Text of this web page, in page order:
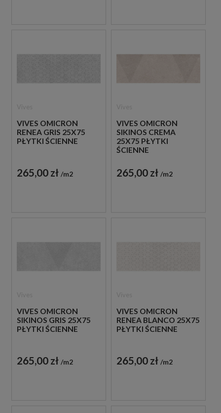
VIVES OMICRON
RENEA GRIS 25X75
PŁYTKI ŚCIENNE
265,00 zł m2
VIVES OMICRON
SIKINOS CREMA
25X75 PŁYTKI
ŚCIENNE
265,00 zł m2
VIVES OMICRON
SIKINOS GRIS 25X75
PŁYTKI ŚCIENNE
265,00 zł m2
VIVES OMICRON
RENEA BLANCO 25X75
PŁYTKI ŚCIENNE
265,00 zł m2